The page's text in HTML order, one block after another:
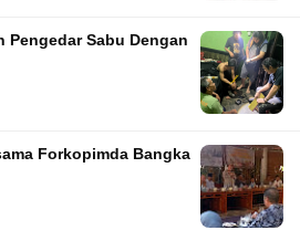
Pengedar Sabu Dengan
Forkopimda Bangka